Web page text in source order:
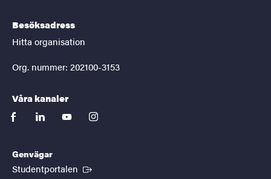
Besöksadress
Hitta organisation
Org. nummer: 202100-3153
Våra kanaler
facebooklinkedinyoutubeinstagram
Genvägar
Studentportalen (Extern länk)